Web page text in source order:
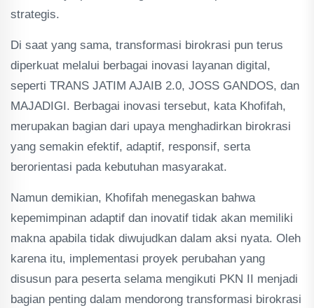
strategis.
Di saat yang sama, transformasi birokrasi pun terus
diperkuat melalui berbagai inovasi layanan digital,
seperti TRANS JATIM AJAIB 2.0, JOSS GANDOS, dan
MAJADIGI. Berbagai inovasi tersebut, kata Khofifah,
merupakan bagian dari upaya menghadirkan birokrasi
yang semakin efektif, adaptif, responsif, serta
berorientasi pada kebutuhan masyarakat.
Namun demikian, Khofifah menegaskan bahwa
kepemimpinan adaptif dan inovatif tidak akan memiliki
makna apabila tidak diwujudkan dalam aksi nyata. Oleh
karena itu, implementasi proyek perubahan yang
disusun para peserta selama mengikuti PKN II menjadi
bagian penting dalam mendorong transformasi birokrasi